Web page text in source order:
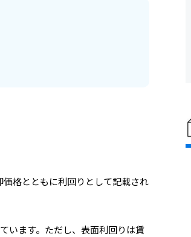
格とともに利回りとして記載され
います。ただし、表面利回りは賃